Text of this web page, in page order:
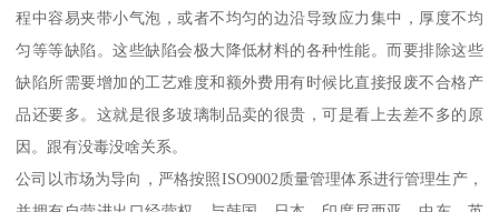
程中容易夹带小气泡，或者不均匀的边沿导致应力集中，厚度不均
匀等等缺陷。这些缺陷会极大降低材料的各种性能。而要排除这些
缺陷所需要增加的工艺难度和额外费用有时候比直接报废不合格产
品还要多。这就是很多玻璃制品卖的很贵，可是看上去差不多的原
因。跟有没毒没啥关系。
公司以市场为导向，严格按照ISO9002质量管理体系进行管理生产，